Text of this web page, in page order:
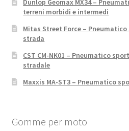
Dunlop Geomax MX34 –
terreni morbidi e intermedi
Mitas Street Force –
strada
CST CM-NK01 – Pneumatico
stradale
Maxxis MA-ST3 – Pneumatico
Gomme per moto